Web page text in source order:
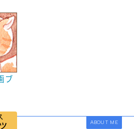
ABOUT ME